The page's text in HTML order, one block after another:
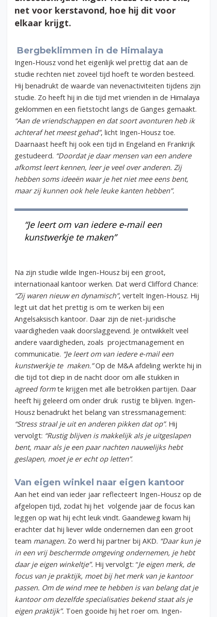
net voor kerstavond, hoe hij dit voor
elkaar krijgt.
Bergbeklimmen in de Himalaya
Ingen-Housz vond het eigenlijk wel prettig dat aan de
studie rechten niet zoveel tijd hoeft te worden besteed.
Hij benadrukt de waarde van nevenactiviteiten tijdens zijn
studie. Zo heeft hij in die tijd met vrienden in de Himalaya
geklommen en een fietstocht langs de Ganges gemaakt.
“Aan de vriendschappen en dat soort avonturen heb ik
achteraf het meest gehad”, licht Ingen-Housz toe.
Daarnaast heeft hij ook een tijd in Engeland en Frankrijk
gestudeerd. “Doordat je daar mensen van een andere
afkomst leert kennen, leer je veel over anderen. Zij
hebben soms ideeën waar je het niet mee eens bent,
maar zij kunnen ook hele leuke kanten hebben”.
“Je leert om van iedere e-mail een
kunstwerkje te maken”
Na zijn studie wilde Ingen-Housz bij een groot,
internationaal kantoor werken. Dat werd Clifford Chance:
“Zij waren nieuw en dynamisch”, vertelt Ingen-Housz. Hij
legt uit dat het prettig is om te werken bij een
Angelsaksisch kantoor. Daar zijn de niet-juridische
vaardigheden vaak doorslaggevend. Je ontwikkelt veel
andere vaardigheden, zoals projectmanagement en
communicatie. “Je leert om van iedere e-mail een
kunstwerkje te maken.”Op de M&A afdeling werkte hij in
die tijd tot diep in de nacht door om alle stukken in
agreed formte krijgen met alle betrokken partijen. Daar
heeft hij geleerd om onder druk rustig te blijven. Ingen-
Housz benadrukt het belang van stressmanagement:
“Stress straal je uit en anderen pikken dat op”. Hij
vervolgt: “Rustig blijven is makkelijk als je uitgeslapen
bent, maar als je een paar nachten nauwelijks hebt
geslapen, moet je er echt op letten”.
Van eigen winkel naar eigen kantoor
Aan het eind van ieder jaar reflecteert Ingen-Housz op de
afgelopen tijd, zodat hij het volgende jaar de focus kan
leggen op wat hij echt leuk vindt. Gaandeweg kwam hij
erachter dat hij liever wilde ondernemen dan een groot
team managen. Zo werd hij partner bij AKD. “Daar kun je
in een vrij beschermde omgeving ondernemen, je hebt
daar je eigen winkeltje”. Hij vervolgt: “Je eigen merk, de
focus van je praktijk, moet bij het merk van je kantoor
passen. Om de wind mee te hebben is van belang dat je
kantoor om dezelfde specialisaties bekend staat als je
eigen praktijk”. Toen gooide hij het roer om. Ingen-